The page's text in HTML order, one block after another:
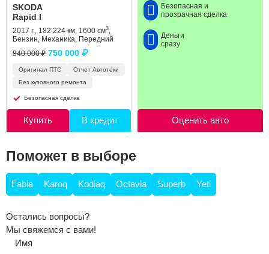
SKODA
Rapid I
2017 г., 182 224 км, 1600 см3,
Бензин, Механика, Передний
840 000 ₽ 750 000 ₽
Оригинал ПТС
Отчет Автотеки
Без кузовного ремонта
Безопасная сделка
Купить В кредит
Безопасная и
прозрачная сделка
Деньги
сразу
Оценить авто
Поможет в выборе
Fabia Karoq Kodiaq Octavia Superb Yeti
Остались вопросы?
Мы свяжемся с вами!
Имя